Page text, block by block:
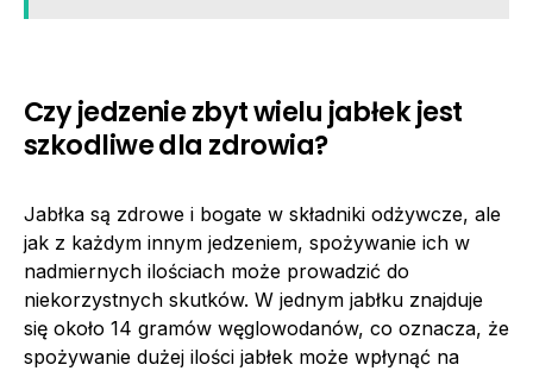
Czy jedzenie zbyt wielu jabłek jest
szkodliwe dla zdrowia?
Jabłka są zdrowe i bogate w składniki odżywcze, ale
jak z każdym innym jedzeniem, spożywanie ich w
nadmiernych ilościach może prowadzić do
niekorzystnych skutków. W jednym jabłku znajduje
się około 14 gramów węglowodanów, co oznacza, że
spożywanie dużej ilości jabłek może wpłynąć na